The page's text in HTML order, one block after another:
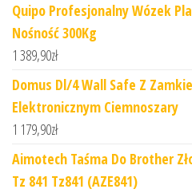
Quipo Profesjonalny Wózek
Nośność 300Kg
1 389,90zł
Domus Dl/4 Wall Safe Z
Elektronicznym Ciemnoszary
1 179,90zł
Aimotech Taśma Do Brother
Tz 841 Tz841 (AZE841)